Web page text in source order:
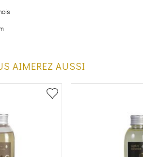
AIMEREZ AUSSI